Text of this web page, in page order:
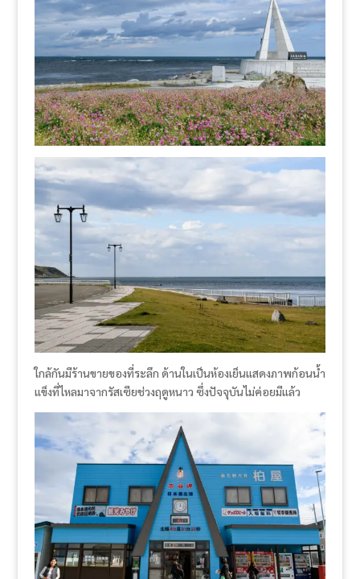
ใกล้กันมีร้านขายของที่ระลึก ด้านในเป็นห้องเย็นแสดงภาพก้อนน้ำ
แข็งที่ไหลมาจากรัสเซียช่วงฤดูหนาว ซึ่งปัจจุบันไม่ค่อยมีแล้ว